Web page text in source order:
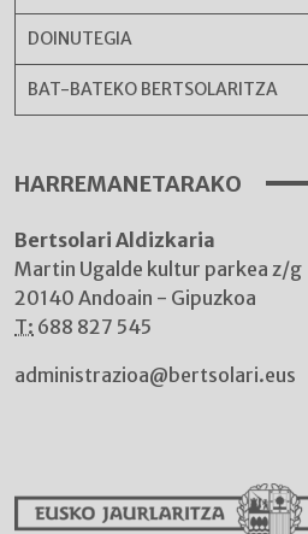
DOINUTEGIA
BAT-BATEKO BERTSOLARITZA
HARREMANETARAKO
Bertsolari Aldizkaria
Martin Ugalde kultur parkea z/g
20140 Andoain - Gipuzkoa
T: 688 827 545
administrazioa@bertsolari.eus